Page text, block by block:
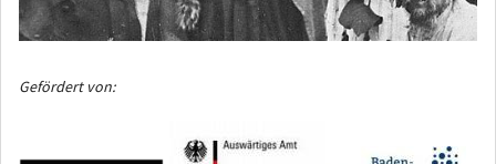
Gefördert von: